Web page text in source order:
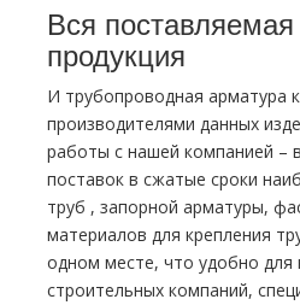
Вся
продукция
И тpубопроводная арматура
производителями данных
работы с нашей компанией –
поставок в сжатые сроки
тpуб , запорной арматуры,
материалов для крепления
одном месте, что удобно
строительных компаний,